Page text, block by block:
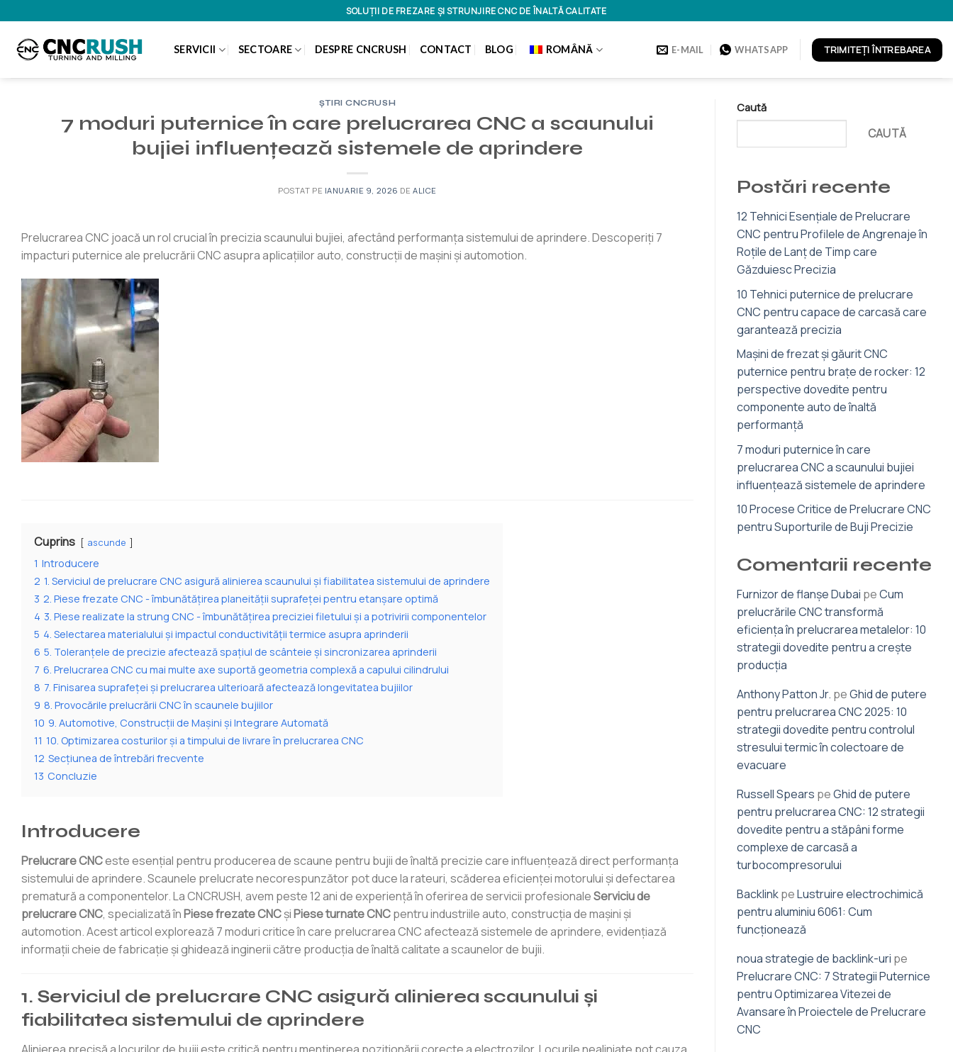
la
conținut
SOLUȚII DE FREZARE ȘI STRUNJIRE CNC DE ÎNALTĂ CALITATE
SERVICII SECTOARE DESPRE CNCRUSH CONTACT BLOG ROMÂNĂ E-MAIL WHATSAPP TRIMITEȚI ÎNTREBAREA
ȘTIRI CNCRUSH
7 moduri puternice în care prelucrarea CNC a scaunului
bujiei influențează sistemele de aprindere
POSTAT PE IANUARIE 9, 2026 DE ALICE
Prelucrarea CNC joacă un rol crucial în precizia scaunului bujiei, afectând performanța sistemului de aprindere. Descoperiți 7
impacturi puternice ale prelucrării CNC asupra aplicațiilor auto, construcții de mașini și automotion.
Cuprins ascunde
1 Introducere
2 1. Serviciul de prelucrare CNC asigură alinierea scaunului și fiabilitatea sistemului de aprindere
3 2. Piese frezate CNC - îmbunătățirea planeității suprafeței pentru etanșare optimă
4 3. Piese realizate la strung CNC - îmbunătățirea preciziei filetului și a potrivirii componentelor
5 4. Selectarea materialului și impactul conductivității termice asupra aprinderii
6 5. Toleranțele de precizie afectează spațiul de scânteie și sincronizarea aprinderii
7 6. Prelucrarea CNC cu mai multe axe suportă geometria complexă a capului cilindrului
8 7. Finisarea suprafeței și prelucrarea ulterioară afectează longevitatea bujiilor
9 8. Provocările prelucrării CNC în scaunele bujiilor
10 9. Automotive, Construcții de Mașini și Integrare Automată
11 10. Optimizarea costurilor și a timpului de livrare în prelucrarea CNC
12 Secțiunea de întrebări frecvente
13 Concluzie
Introducere
Prelucrare CNCeste esențial pentru producerea de scaune pentru bujii de înaltă precizie care influențează direct performanța
sistemului de aprindere. Scaunele prelucrate necorespunzător pot duce la rateuri, scăderea eficienței motorului și defectarea
prematură a componentelor. La CNCRUSH, avem peste 12 ani de experiență în oferirea de servicii profesionaleServiciu de
prelucrare CNC, specializată înPiese frezate CNCşiPiese turnate CNCpentru industriile auto, construcția de mașini și
automotion. Acest articol explorează 7 moduri critice în care prelucrarea CNC afectează sistemele de aprindere, evidențiază
informații cheie de fabricație și ghidează inginerii către producția de înaltă calitate a scaunelor de bujii.
1. Serviciul de prelucrare CNC asigură alinierea scaunului și
fiabilitatea sistemului de aprindere
Alinierea precisă a locurilor de bujii este critică pentru menținerea poziționării corecte a electrozilor. Locurile nealiniate pot cauza
Caută
CAUTĂ
Postări recente
12 Tehnici Esențiale de Prelucrare
CNC pentru Profilele de Angrenaje în
Roțile de Lanț de Timp care
Găzduiesc Precizia
10 Tehnici puternice de prelucrare
CNC pentru capace de carcasă care
garantează precizia
Mașini de frezat și găurit CNC
puternice pentru brațe de rocker: 12
perspective dovedite pentru
componente auto de înaltă
performanță
7 moduri puternice în care
prelucrarea CNC a scaunului bujiei
influențează sistemele de aprindere
10 Procese Critice de Prelucrare CNC
pentru Suporturile de Buji Precizie
Comentarii recente
Furnizor de flanșe Dubai peCum
prelucrările CNC transformă
eficiența în prelucrarea metalelor: 10
strategii dovedite pentru a crește
producția
Anthony Patton Jr. peGhid de putere
pentru prelucrarea CNC 2025: 10
strategii dovedite pentru controlul
stresului termic în colectoare de
evacuare
Russell Spears peGhid de putere
pentru prelucrarea CNC: 12 strategii
dovedite pentru a stăpâni forme
complexe de carcasă a
turbocompresorului
BacklinkpeLustruire electrochimică
pentru aluminiu 6061: Cum
funcționează
noua strategie de backlink-uri pe
Prelucrare CNC: 7 Strategii Puternice
pentru Optimizarea Vitezei de
Avansare în Proiectele de Prelucrare
CNC